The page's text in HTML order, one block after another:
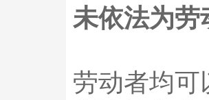
未依法为劳
劳动者均可